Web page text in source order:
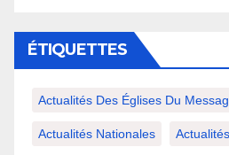
ÉTIQUETTES
Actualités Des Églises Du
Actualités Nationales